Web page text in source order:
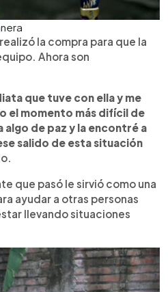
la compra para que la
Ahora son
que tuve con ella y me
el momento más difícil de
de paz y la encontré a
salido de esta situación
que pasó le sirvió como una
ayudar a otras personas
llevando situaciones